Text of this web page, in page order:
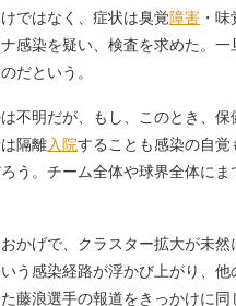
ではなく、症状は臭覚障害 ・
感染を疑い、検査を求めた。
だという。
不明だが、もし、このとき、保
隔離入院することも感染の自
う。チーム全体や球界全体に
かげで、クラスター拡大が未然
う感染経路が浮かび上がり、
藤浪選手の報道をきっかけに同